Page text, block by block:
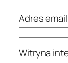
Adres email
Witryna